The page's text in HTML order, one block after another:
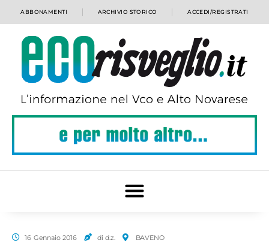
ABBONAMENTI ARCHIVIO STORICO ACCEDI/REGISTRATI
16 Gennaio 2016 di d.z. BAVENO